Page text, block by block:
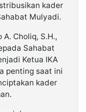
kader
Mulyadi.
Choliq, S.H.,
Sahabat
Ketua IKA
penting saat ini
kader